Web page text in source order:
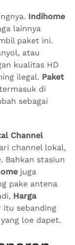
Indihome
lainnya
paket ini.
atau
kualitas HD
ilegal. Paket
di
sebagai
Channel
channel lokal,
Bahkan stasiun
juga
pake antena
Harga
itu sebanding
loe dapet.